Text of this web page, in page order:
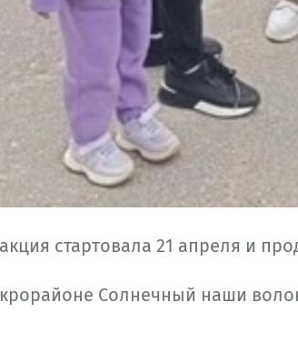
стартовала 21 апреля и
Солнечный наши